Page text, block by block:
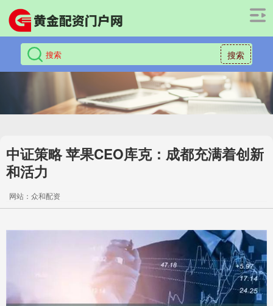
搜索
中证策略 苹果CEO库克：成都充满着创新
和活力
网站：众和配资